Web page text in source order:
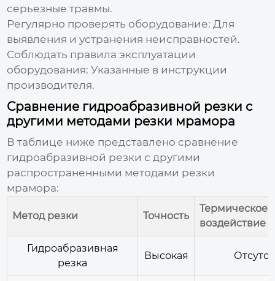
серьезные травмы.
Регулярно проверять оборудование: Для
выявления и устранения неисправностей.
Соблюдать правила эксплуатации
оборудования: Указанные в инструкции
производителя.
Сравнение гидроабразивной резки с
другими методами резки мрамора
В таблице ниже представлено сравнение
гидроабразивной резки с другими
распространенными методами резки
мрамора:
Метод резки Точность
Термическое
воздействие
Гидроабразивная
резка
Высокая